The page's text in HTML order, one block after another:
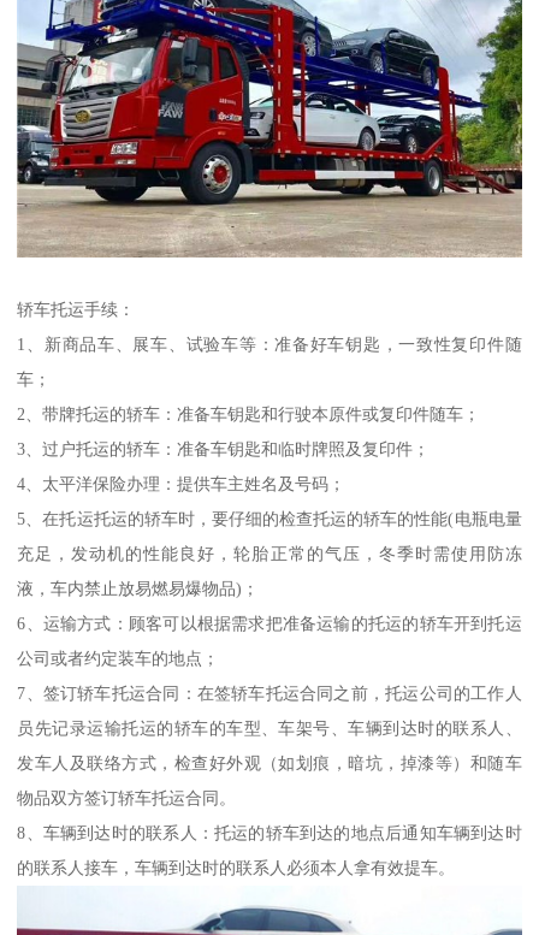
轿车托运手续：
1、新商品车、展车、试验车等：准备好车钥匙，一致性复印件随
车；
2、带牌托运的轿车：准备车钥匙和行驶本原件或复印件随车；
3、过户托运的轿车：准备车钥匙和临时牌照及复印件；
4、太平洋保险办理：提供车主姓名及号码；
5、在托运托运的轿车时，要仔细的检查托运的轿车的性能(电瓶电量
充足，发动机的性能良好，轮胎正常的气压，冬季时需使用防冻
液，车内禁止放易燃易爆物品)；
6、运输方式：顾客可以根据需求把准备运输的托运的轿车开到托运
公司或者约定装车的地点；
7、签订轿车托运合同：在签轿车托运合同之前，托运公司的工作人
员先记录运输托运的轿车的车型、车架号、车辆到达时的联系人、
发车人及联络方式，检查好外观（如划痕，暗坑，掉漆等）和随车
物品双方签订轿车托运合同。
8、车辆到达时的联系人：托运的轿车到达的地点后通知车辆到达时
的联系人接车，车辆到达时的联系人必须本人拿有效提车。